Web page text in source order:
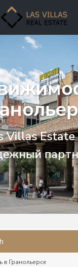
Villas
в Гранольерсе